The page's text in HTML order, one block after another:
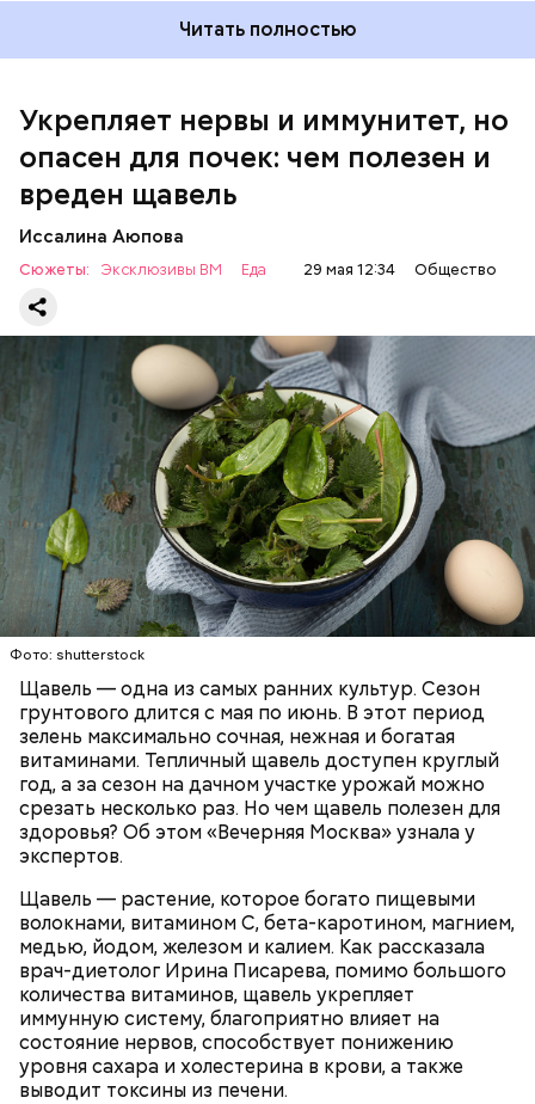
Читать полностью
Укрепляет нервы и иммунитет, но
опасен для почек: чем полезен и
вреден щавель
Иссалина Аюпова
Сюжеты: Эксклюзивы ВМ Еда 29 мая 12:34 Общество
Фото: shutterstock
Щавель — одна из самых ранних культур. Сезон
грунтового длится с мая по июнь. В этот период
зелень максимально сочная, нежная и богатая
витаминами. Тепличный щавель доступен круглый
год, а за сезон на дачном участке урожай можно
срезать несколько раз. Но чем щавель полезен для
здоровья? Об этом «Вечерняя Москва» узнала у
экспертов.
Щавель — растение, которое богато пищевыми
волокнами, витамином С, бета-каротином, магнием,
медью, йодом, железом и калием. Как рассказала
врач-диетолог Ирина Писарева, помимо большого
количества витаминов, щавель укрепляет
иммунную систему, благоприятно влияет на
состояние нервов, способствует понижению
уровня сахара и холестерина в крови, а также
выводит токсины из печени.
Опасность же щавеля состоит в том, что он
содержит большое количество щавелевой кислоты,
которая может способствовать образованию
— Если человек уже болеет мочекаменной
болезнью, щавель ему не рекомендуется. При
артрите, гастрите, холецистите, синдроме
раздраженного кишечника, язвах и панкреатите
продукт тоже лучше исключить из рациона, —
предупредила врач. — Он может привести к
повышению кислотности желудка и раздражать
слизистые оболочки.
ЗДОРОВЬЕ ВРАЧИ
РАСТЕНИЯ
ПРОДУКТЫ